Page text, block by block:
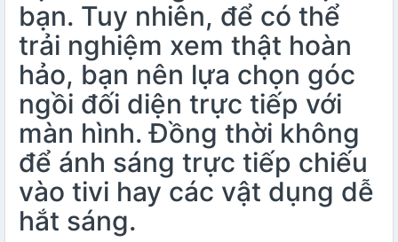
bạn. Tuy nhiên, để có thể
trải nghiệm xem thật hoàn
hảo, bạn nên lựa chọn góc
ngồi đối diện trực tiếp với
màn hình. Đồng thời không
để ánh sáng trực tiếp chiếu
vào tivi hay các vật dụng dễ
hắt sáng.